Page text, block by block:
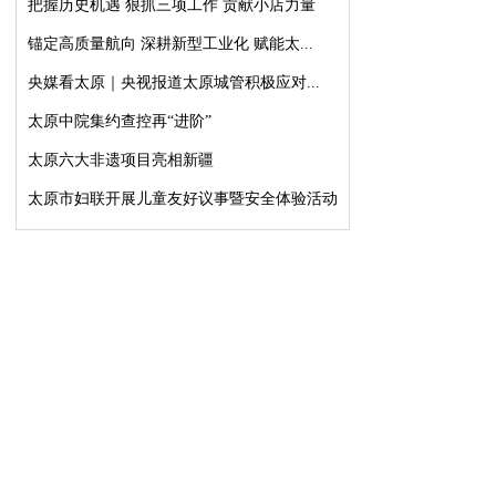
把握历史机遇 狠抓三项工作 贡献小店力量
锚定高质量航向 深耕新型工业化 赋能太...
央媒看太原｜央视报道太原城管积极应对...
太原中院集约查控再“进阶”
太原六大非遗项目亮相新疆
太原市妇联开展儿童友好议事暨安全体验活动